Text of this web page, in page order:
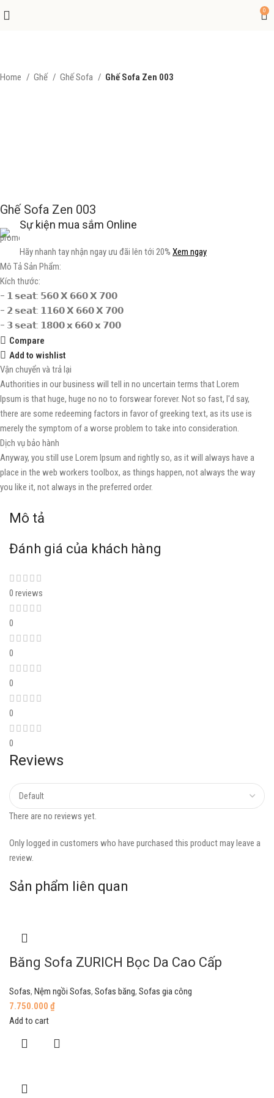
0
Home Ghế Ghế Sofa Ghế Sofa Zen 003
Ghế Sofa Zen 003
Sự kiện mua sắm Online
Hãy nhanh tay nhận ngay ưu đãi lên tới 20%Xem ngay
Mô Tả Sản Phẩm:
Kích thước:
– 𝟭 𝘀𝗲𝗮𝘁: 𝟱𝟲𝟬 𝗫 𝟲𝟲𝟬 𝗫 𝟳𝟬𝟬
– 𝟮 𝘀𝗲𝗮𝘁: 𝟭𝟭𝟲𝟬 𝗫 𝟲𝟲𝟬 𝗫 𝟳𝟬𝟬
– 𝟯 𝘀𝗲𝗮𝘁: 𝟭𝟴𝟬𝟬 𝘅 𝟲𝟲𝟬 𝘅 𝟳𝟬𝟬
Compare
Add to wishlist
Vận chuyển và trả lại
Authorities in our business will tell in no uncertain terms that Lorem
Ipsum is that huge, huge no no to forswear forever. Not so fast, I'd say,
there are some redeeming factors in favor of greeking text, as its use is
merely the symptom of a worse problem to take into consideration.
Dịch vụ bảo hành
Anyway, you still use Lorem Ipsum and rightly so, as it will always have a
place in the web workers toolbox, as things happen, not always the way
you like it, not always in the preferred order.
Mô tả
Đánh giá của khách hàng
0 reviews
0
0
0
0
0
Reviews
There are no reviews yet.
Only logged in customers who have purchased this product may leave a
review.
Sản phẩm liên quan
Băng Sofa ZURICH Bọc Da Cao Cấp
Sofas, Nệm ngồi Sofas, Sofas băng, Sofas gia công
7.750.000 ₫
Add to cart